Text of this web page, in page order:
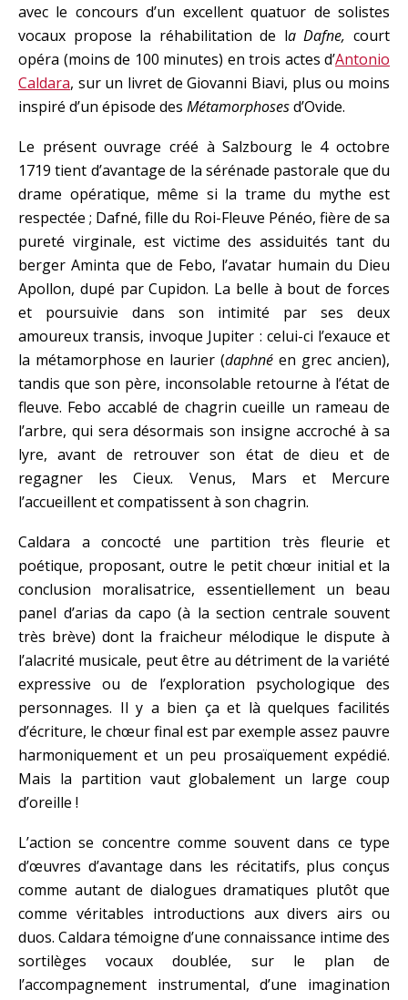
avec le concours d’un excellent quatuor de solistes
vocaux propose la réhabilitation de la Dafne,court
opéra (moins de 100 minutes) en trois actes d’Antonio
Caldara, sur un livret de Giovanni Biavi, plus ou moins
inspiré d’un épisode des Métamorphosesd’Ovide.
Le présent ouvrage créé à Salzbourg le 4 octobre
1719 tient d’avantage de la sérénade pastorale que du
drame opératique, même si la trame du mythe est
respectée ; Dafné, fille du Roi-Fleuve Pénéo, fière de sa
pureté virginale, est victime des assiduités tant du
berger Aminta que de Febo, l’avatar humain du Dieu
Apollon, dupé par Cupidon. La belle à bout de forces
et poursuivie dans son intimité par ses deux
amoureux transis, invoque Jupiter : celui-ci l’exauce et
la métamorphose en laurier (daphné en grec ancien),
tandis que son père, inconsolable retourne à l’état de
fleuve. Febo accablé de chagrin cueille un rameau de
l’arbre, qui sera désormais son insigne accroché à sa
lyre, avant de retrouver son état de dieu et de
regagner les Cieux. Venus, Mars et Mercure
l’accueillent et compatissent à son chagrin.
Caldara a concocté une partition très fleurie et
poétique, proposant, outre le petit chœur initial et la
conclusion moralisatrice, essentiellement un beau
panel d’arias da capo (à la section centrale souvent
très brève) dont la fraicheur mélodique le dispute à
l’alacrité musicale, peut être au détriment de la variété
expressive ou de l’exploration psychologique des
personnages. Il y a bien ça et là quelques facilités
d’écriture, le chœur final est par exemple assez pauvre
harmoniquement et un peu prosaïquement expédié.
Mais la partition vaut globalement un large coup
d’oreille !
L’action se concentre comme souvent dans ce type
d’œuvres d’avantage dans les récitatifs, plus conçus
comme autant de dialogues dramatiques plutôt que
comme véritables introductions aux divers airs ou
duos. Caldara témoigne d’une connaissance intime des
sortilèges vocaux doublée, sur le plan de
l’accompagnement instrumental, d’une imagination